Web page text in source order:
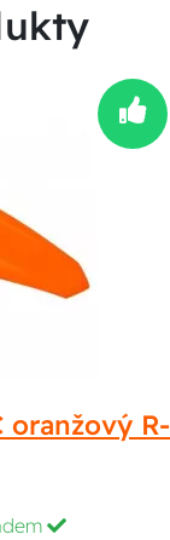
oranžový R-